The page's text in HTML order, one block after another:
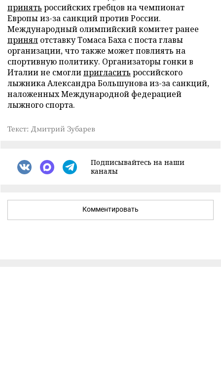
принять российских гребцов на чемпионат
Европы из-за санкций против России.
Международный олимпийский комитет ранее
принял отставку Томаса Баха с поста главы
организации, что также может повлиять на
спортивную политику. Организаторы гонки в
Италии не смоглипригласить российского
лыжника Александра Большунова из-за санкций,
наложенных Международной федерацией
лыжного спорта.
Текст: Дмитрий Зубарев
Подписывайтесь на наши
каналы
Комментировать